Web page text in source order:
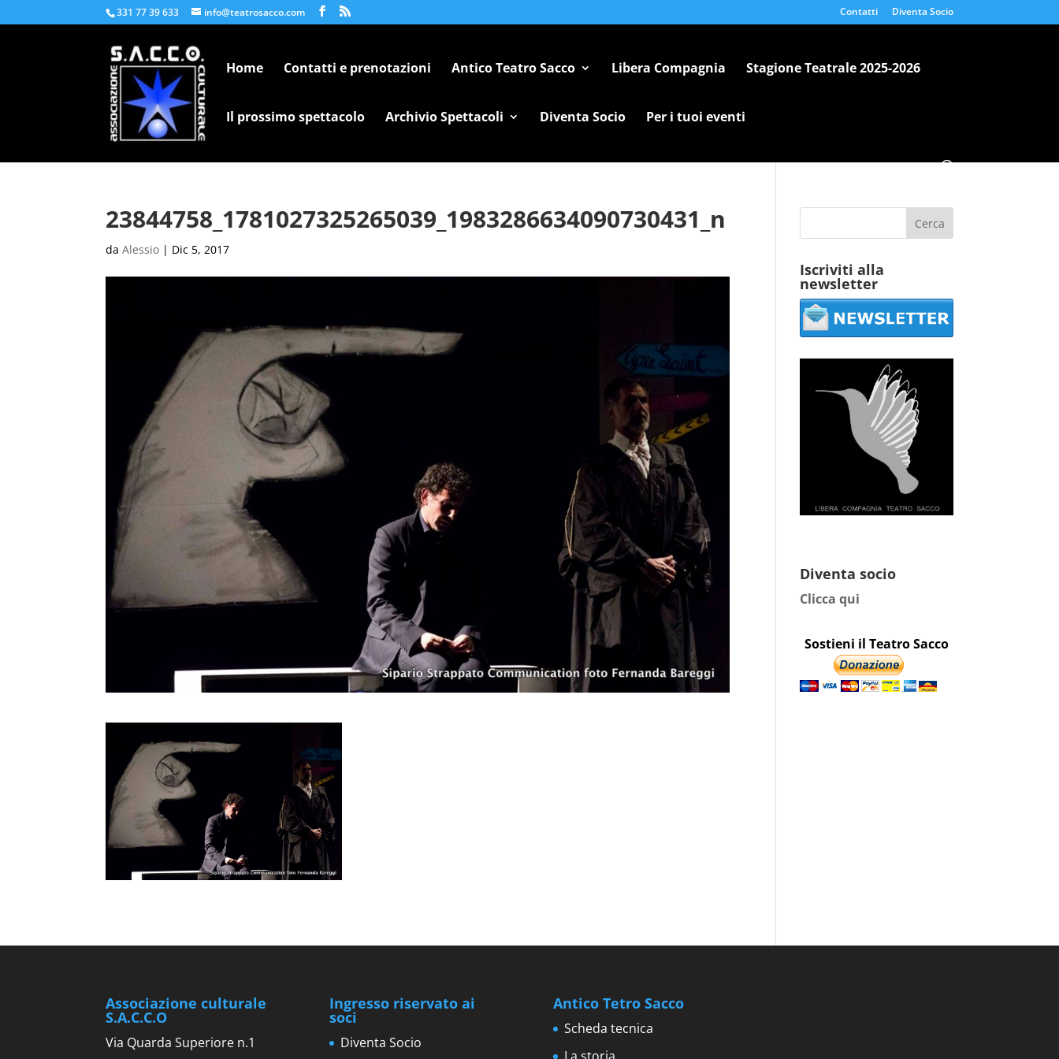
331 77 39 633 info@teatrosacco.com Contatti Diventa Socio
Home Contatti e prenotazioni Antico Teatro Sacco Libera Compagnia Stagione Teatrale 2025-2026
Il prossimo spettacolo Archivio Spettacoli Diventa Socio Per i tuoi eventi
23844758_1781027325265039_1983286634090730431_n
daAlessio | Dic 5, 2017
Iscriviti alla
newsletter
Diventa socio
Clicca qui
Sostieni il Teatro Sacco
Associazione culturale
S.A.C.C.O
Via Quarda Superiore n.1
Ingresso riservato ai
soci
Diventa Socio
Antico Tetro Sacco
Scheda tecnica